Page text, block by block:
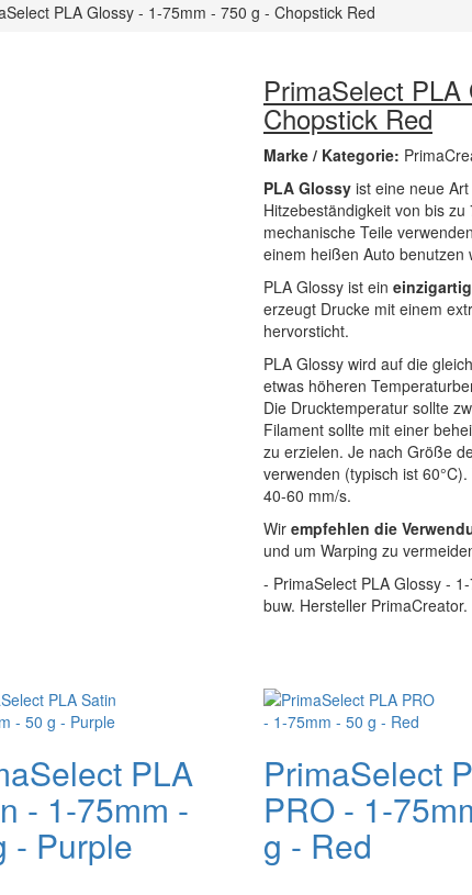
PLA Glossy - 1-75mm - 750 g - Chopstick Red
PrimaSelect
Chopstick Red
Marke / Kategorie:
PLA Glossy ist eine neue
Hitzebeständigkeit von bis
mechanische Teile
einem heißen Auto benutzen
PLA Glossy ist ein
erzeugt Drucke mit einem
hervorsticht.
PLA Glossy wird auf die
etwas höheren
Die Drucktemperatur sollte
Filament sollte mit einer
zu erzielen. Je nach Größe
verwenden (typisch ist
40-60 mm/s.
Wir empfehlen die
und um Warping zu
- PrimaSelect PLA Glossy -
buw. Hersteller PrimaCreator.
PLA
- 1-75mm -
- Purple
PrimaSelect
PRO - 1-
g - Red